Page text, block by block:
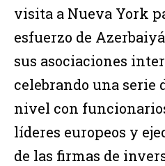
visita a Nueva York
esfuerzo de
sus asociaciones
celebrando una serie
nivel con
líderes europeos y
de las firmas de